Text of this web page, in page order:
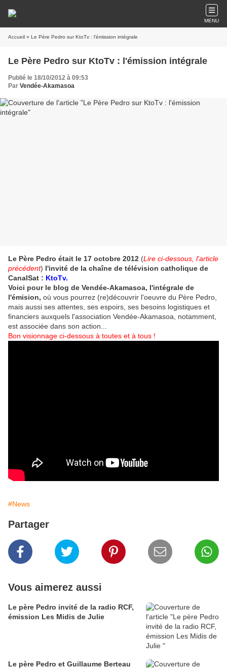
MENU
Accueil » Le Père Pedro sur KtoTv : l'émission intégrale
Le Père Pedro sur KtoTv : l'émission intégrale
Publié le 18/10/2012 à 09:53
Par Vendée-Akamasoa
Le Père Pedro était le 17 octobre 2012 (Lire ci-dessous, l'article
précédent) l'invité de la chaîne de télévision catholique de
CanalSat : KtoTv.
Voici pour le blog de Vendée-Akamasoa, l'intégrale de
l'émision, où vous pourrez (re)découvrir l'oeuvre du Père Pedro,
mais aussi ses attentes, ses espoirs, ses besoins logistiques et
financiers auxquels l'association Vendée-Akamasoa, notamment,
est associée dans son action...
Bon visionnage ci-dessous à toutes et à tous !
#News
Partager
Vous aimerez aussi
Le père Pedro invité de la radio RCF,
émission Les Midis de Julie
Le père Pedro et Guillaume Berteau